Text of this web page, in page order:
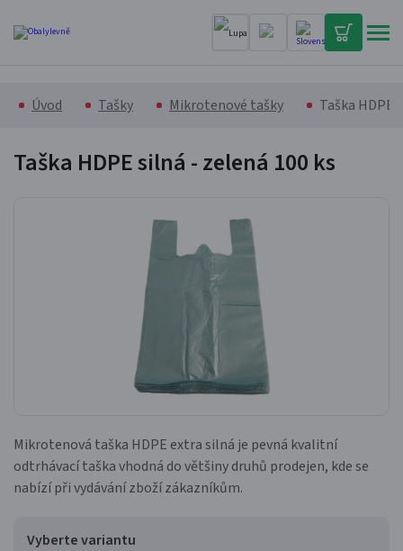
Úvod Tašky Mikrotenové tašky Taška HDPE
Taška HDPE silná - zelená 100 ks
Mikrotenová taška HDPE extra silná je pevná kvalitní
odtrhávací taška vhodná do většiny druhů prodejen, kde se
nabízí při vydávání zboží zákazníkům.
Vyberte variantu